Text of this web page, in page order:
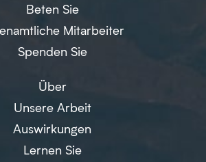
Beten Sie
Mitarbeiter
Spenden Sie
Über
Unsere Arbeit
Auswirkungen
Lernen Sie